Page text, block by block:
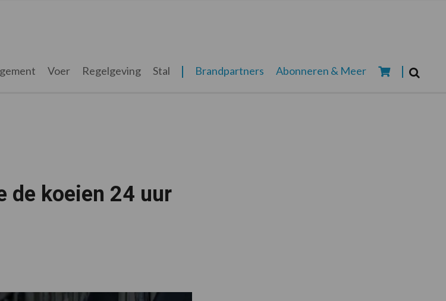
Voer Regelgeving Stal Brandpartners Abonneren & Meer
de koeien 24 uur